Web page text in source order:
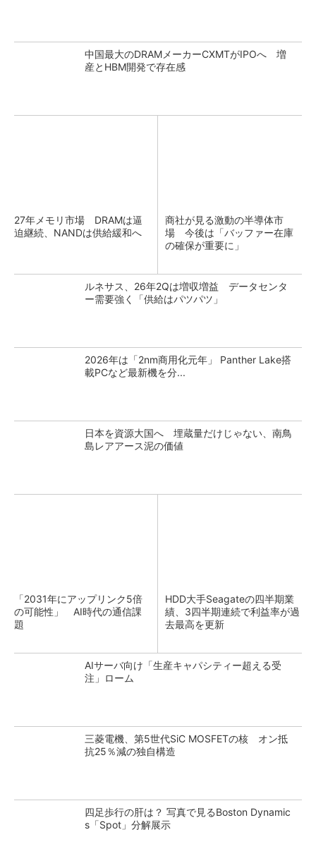
中国最大のDRAMメーカーCXMTがIPOへ 増
産とHBM開発で存在感
27年メモリ市場 DRAMは逼
迫継続、NANDは供給緩和へ
商社が見る激動の半導体市
場 今後は「バッファー在庫
の確保が重要に」
ルネサス、26年2Qは増収増益 データセンタ
ー需要強く「供給はパツパツ」
2026年は「2nm商用化元年」 Panther Lake搭
載PCなど最新機を分...
日本を資源大国へ 埋蔵量だけじゃない、南鳥
島レアアース泥の価値
「2031年にアップリンク5倍
の可能性」 AI時代の通信課
題
HDD大手Seagateの四半期業
績、3四半期連続で利益率が過
去最高を更新
AIサーバ向け「生産キャパシティー超える受
注」ローム
三菱電機、第5世代SiC MOSFETの核 オン抵
抗25％減の独自構造
四足歩行の肝は？ 写真で見るBoston Dynamic
s「Spot」分解展示